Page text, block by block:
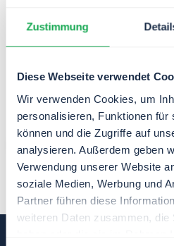
Zustimmung
Diese Webseite verwendet
Wir verwenden Cookies, um
personalisieren, Funktionen für
können und die Zugriffe auf
analysieren. Außerdem geben
Verwendung unserer Website
soziale Medien, Werbung und
Partner führen diese
weiteren Daten zusammen, die